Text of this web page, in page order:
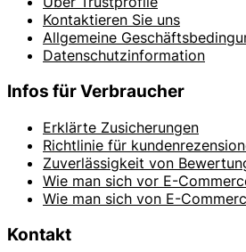
Kontaktieren Sie uns
Allgemeine
Datenschutzinformation
Infos für Verbraucher
Erklärte Zusicherungen
Richtlinie für
Zuverlässigkeit von
Wie man sich vor E-
Wie man sich von E-
Kontakt